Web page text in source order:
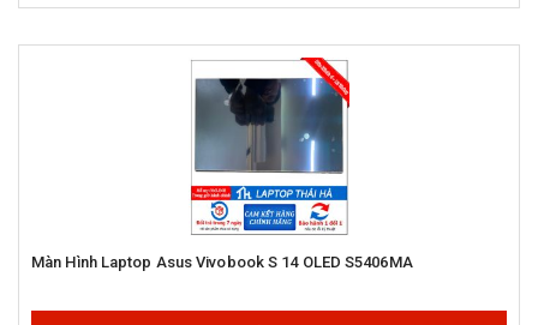
Màn Hình Laptop Asus Vivobook S 14 OLED S5406MA